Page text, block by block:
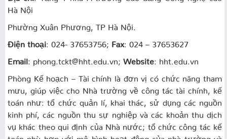
Hà Nội
Phường Xuân Phương, TP Hà Nội.
Điện thoại: 024- 37653756; Fax: 024 – 37653627
Email: phong.tckt@hht.edu.vn; Website: hht.edu.vn
Phòng Kế hoạch – Tài chính là đơn vị có chức năng tham
mưu, giúp việc cho Nhà trường về công tác tài chính, kế
toán như: tổ chức quản lí, khai thác, sử dụng các nguồn
kinh phí, các nguồn thu sự nghiệp và các khoản thu dịch
vụ khác theo qui định của Nhà nước; tổ chức công tác kế
toán phù hợp với mô hình hoạt động của nhà trường và